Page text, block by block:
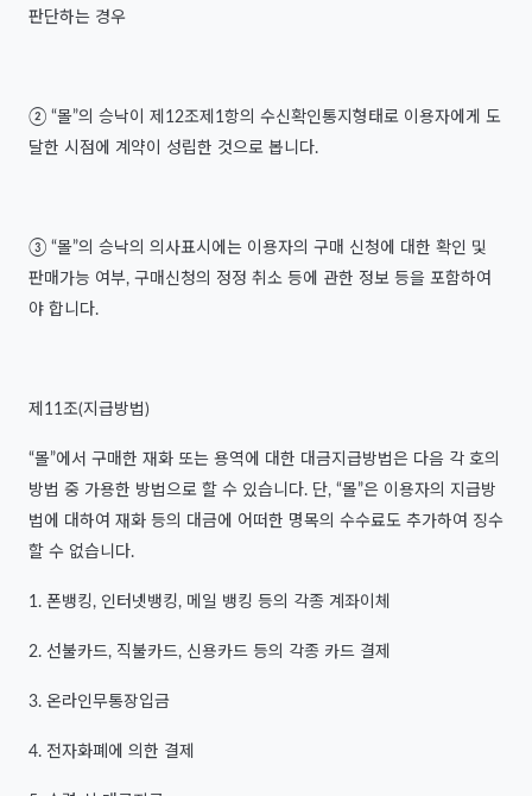
판단하는 경우
② “몰”의 승낙이 제12조제1항의 수신확인통지형태로 이용자에게 도
달한 시점에 계약이 성립한 것으로 봅니다.
③ “몰”의 승낙의 의사표시에는 이용자의 구매 신청에 대한 확인 및
판매가능 여부, 구매신청의 정정 취소 등에 관한 정보 등을 포함하여
야 합니다.
제11조(지급방법)
“몰”에서 구매한 재화 또는 용역에 대한 대금지급방법은 다음 각 호의
방법 중 가용한 방법으로 할 수 있습니다. 단, “몰”은 이용자의 지급방
법에 대하여 재화 등의 대금에 어떠한 명목의 수수료도 추가하여 징수
할 수 없습니다.
1. 폰뱅킹, 인터넷뱅킹, 메일 뱅킹 등의 각종 계좌이체
2. 선불카드, 직불카드, 신용카드 등의 각종 카드 결제
3. 온라인무통장입금
4. 전자화폐에 의한 결제